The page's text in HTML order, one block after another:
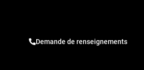
Demande de renseignements